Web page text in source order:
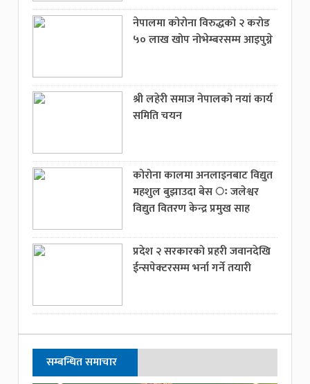
नेपालमा कोरोना विरुद्धको २ करोड
५० लाख खोप नोभेम्बरसम्म आइपुग्ने
श्री लहेरी समाज नेपालको नयां कार्य
समिति चयन
कोरोना कालमा अनलाइनबाट विद्युत
महशुल बुझाउदा बेस ः जलेश्वर
विद्युत वितरण केन्द्र प्रमुख साह
प्रदेश २ सरकारको प्रहरी जवानदेखि
ईन्सपेक्टरसम्म भर्ना गर्ने तयारी
सम्बन्धित समाचार